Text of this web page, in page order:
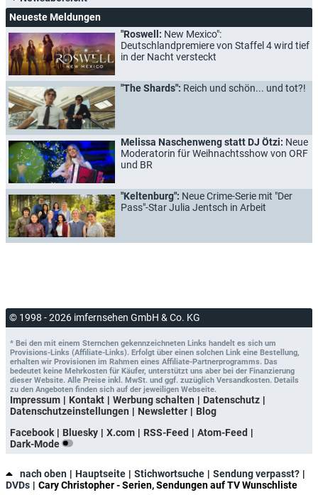
Neueste Meldungen
"Roswell: New Mexico":
Deutschlandpremiere von Staffel 4 wird tief
in der Nacht versteckt
"The Shards": Reich und schön... und tot?!
Melissa Naschenweng statt DJ Ötzi: Neue
Moderatorin für Weihnachtsshow von ORF
und BR
"Keltenburg": Neue Crime-Serie mit "Der
Pass"-Star Julia Jentsch in Arbeit
© 1998 - 2026 imfernsehen GmbH & Co. KG
* Bei den mit einem Sternchen gekennzeichneten Links handelt es sich um
Provisions-Links (Affiliate-Links). Erfolgt über einen solchen Link eine Bestellung,
erhalten wir Provisionen im Rahmen eines Affiliate-Partnerprogramms. Das
bedeutet keine Mehrkosten für Käufer, unterstützt uns aber bei der Finanzierung
dieser Website. Alle Preise inkl. MwSt. und ggf. zuzüglich Versandkosten. Details
zu den Angeboten finden sich auf der jeweiligen Webseite.
Impressum Kontakt Werbung schalten
Datenschutz
Datenschutzeinstellungen
Newsletter
Blog
Facebook
Bluesky X.com RSS-Feed
Atom-Feed
Dark-Mode
nach oben Hauptseite Stichwortsuche
Sendung verpasst?
DVDs
Cary Christopher - Serien, Sendungen auf TV Wunschliste